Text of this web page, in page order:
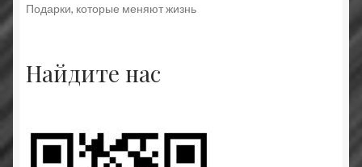
Подарки, которые меняют жизнь
Найдите нас